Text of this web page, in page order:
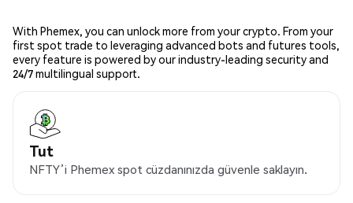
With Phemex, you can unlock more from your crypto. From your
first spot trade to leveraging advanced bots and futures tools,
every feature is powered by our industry-leading security and
24/7 multilingual support.
Tut
NFTY’i Phemex spot cüzdanınızda güvenle saklayın.